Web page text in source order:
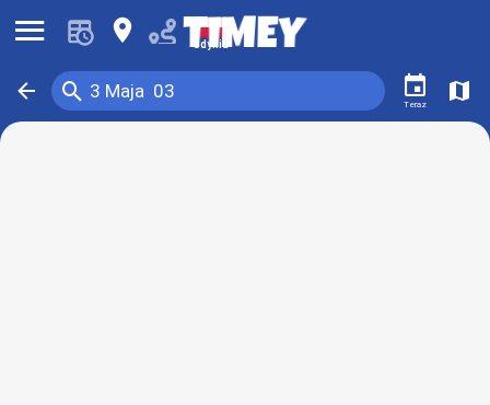
󰍜 󰍎 Gdynia
󰁍 3 Maja 03
󰍉 󰃭
Teraz
󰍍